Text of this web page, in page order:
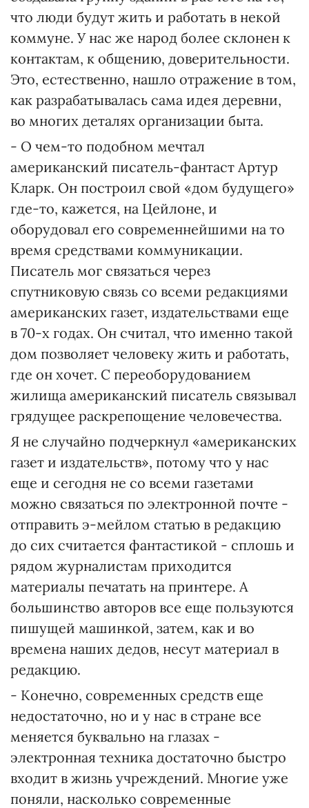
что люди будут жить и работать в некой
коммуне. У нас же народ более склонен к
контактам, к общению, доверительности.
Это, естественно, нашло отражение в том,
как разрабатывалась сама идея деревни,
во многих деталях организации быта.
- О чем-то подобном мечтал
американский писатель-фантаст Артур
Кларк. Он построил свой «дом будущего»
где-то, кажется, на Цейлоне, и
оборудовал его современнейшими на то
время средствами коммуникации.
Писатель мог связаться через
спутниковую связь со всеми редакциями
американских газет, издательствами еще
в 70-х годах. Он считал, что именно такой
дом позволяет человеку жить и работать,
где он хочет. С переоборудованием
жилища американский писатель связывал
грядущее раскрепощение человечества.
Я не случайно подчеркнул «американских
газет и издательств», потому что у нас
еще и сегодня не со всеми газетами
можно связаться по электронной почте -
отправить э-мейлом статью в редакцию
до сих считается фантастикой - сплошь и
рядом журналистам приходится
материалы печатать на принтере. А
большинство авторов все еще пользуются
пишущей машинкой, затем, как и во
времена наших дедов, несут материал в
редакцию.
- Конечно, современных средств еще
недостаточно, но и у нас в стране все
меняется буквально на глазах -
электронная техника достаточно быстро
входит в жизнь учреждений. Многие уже
поняли, насколько современные